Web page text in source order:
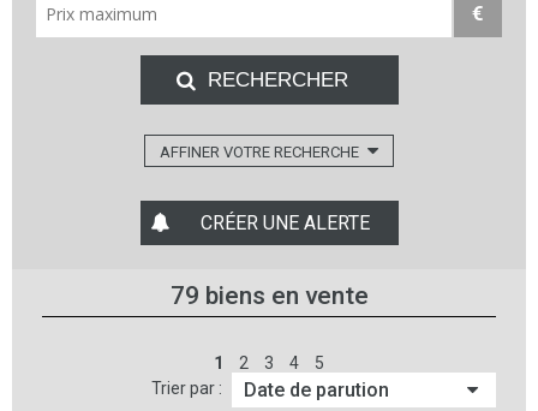
€
AFFINER VOTRE RECHERCHE
CRÉER UNE ALERTE
79 biens en vente
1 2 3 4
5
Trier par :